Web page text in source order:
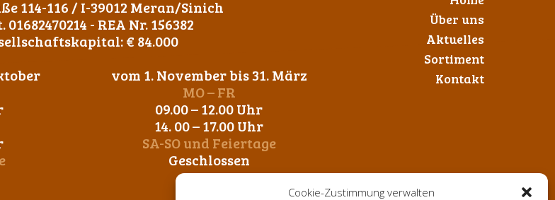
Cookie-Zustimmung verwalten
114-116 / I-39012 Meran/Sinich
01682470214 - REA Nr. 156382
€ 84.000
vom 1. November bis 31. März
MO – FR
09.00 – 12.00 Uhr
14. 00 – 17.00 Uhr
SA-SO und Feiertage
Geschlossen
Über uns
Aktuelles
Sortiment
Kontakt